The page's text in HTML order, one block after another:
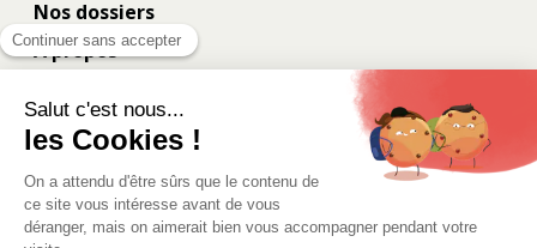
Nos dossiers
À propos
Contact
Les coulisses
Eurometropolis.eu